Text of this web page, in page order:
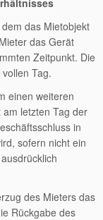
das Mietobjekt
das Gerät
Zeitpunkt. Die
Tag.
einen weiteren
letzten Tag der
in
sofern nicht ein
des Mieters das
Rückgabe des